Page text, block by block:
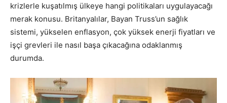
krizlerle kuşatılmış ülkeye hangi politikaları uygulayacağı
merak konusu. Britanyalılar, Bayan Truss’un sağlık
sistemi, yükselen enflasyon, çok yüksek enerji fiyatları ve
işçi grevleri ile nasıl başa çıkacağına odaklanmış
durumda.